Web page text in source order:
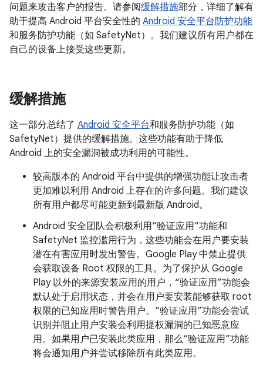
问题来攻击客户的报告。请参阅缓解措施部分，详细了解有
助于提高 Android 平台安全性的 Android 安全平台防护功能
和服务防护功能（如 SafetyNet）。我们建议所有用户都在
自己的设备上接受这些更新。
缓解措施
这一部分总结了 Android 安全平台和服务防护功能（如
SafetyNet）提供的缓解措施。这些功能有助于降低
Android 上的安全漏洞被成功利用的可能性。
较高版本的 Android 平台中提供的增强功能让攻击者
更加难以利用 Android 上存在的许多问题。我们建议
所有用户都尽可能更新到最新版 Android。
Android 安全团队会积极利用“验证应用”功能和
SafetyNet 监控滥用行为，这些功能会在用户要安装
潜在有害应用时发出警告。Google Play 中禁止提供
会获取设备 Root 权限的工具。为了保护从 Google
Play 以外的来源安装应用的用户，“验证应用”功能会
默认处于启用状态，并会在用户要安装能够获取 root
权限的已知应用时警告用户。“验证应用”功能会尝试
识别并阻止用户安装会利用提权漏洞的已知恶意应
用。如果用户已安装此类应用，那么“验证应用”功能
将会通知用户并尝试移除所有此类应用。